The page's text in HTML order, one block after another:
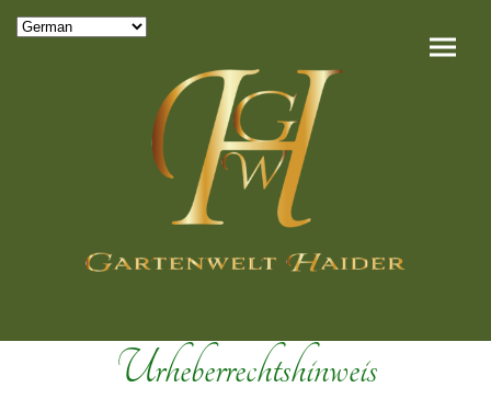
Urheberrechtshinweis